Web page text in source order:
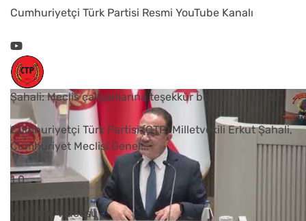
Cumhuriyetçi Türk Partisi Resmi YouTube Kanalı
Şahali: Meclis çalışanlarına teşekkür borcumuz vardır
Cumhuriyetçi Türk Partisi (CTP) Milletvekili Erkut Şahali,
Cumhuriyet Meclisi Genel...
1 0
YouTube Videosu